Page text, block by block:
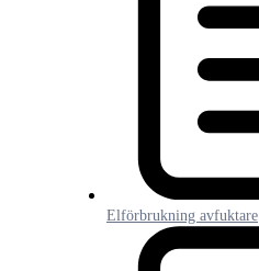
Elförbrukning avfuktare